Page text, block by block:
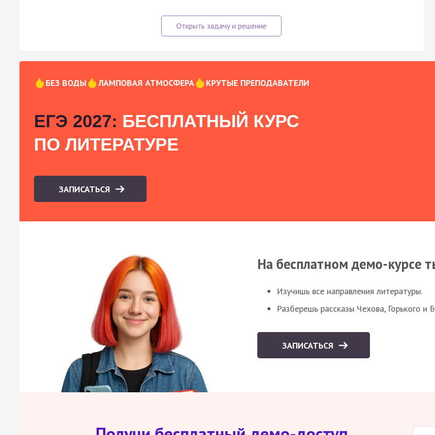
БЕЗ ВОДЫ ЛАМПОВАЯ АТМОСФЕРА КРУТЫЕ ПРЕПОДАВАТЕЛИ
ЕГЭ 2027: БЕСПЛАТНЫЙ КУРС
ПО ЛИТЕРАТУРЕ
ЗАПИСАТЬСЯ
На бесплатном демо-курсе
Изучишь все направления литературы.
Разберешь рассказы Чехова, Горького и
ЗАПИСАТЬСЯ